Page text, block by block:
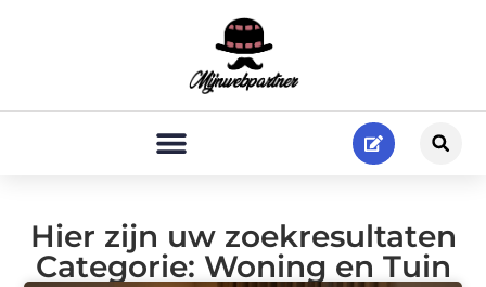
Hier zijn uw zoekresultaten
Categorie: Woning en Tuin